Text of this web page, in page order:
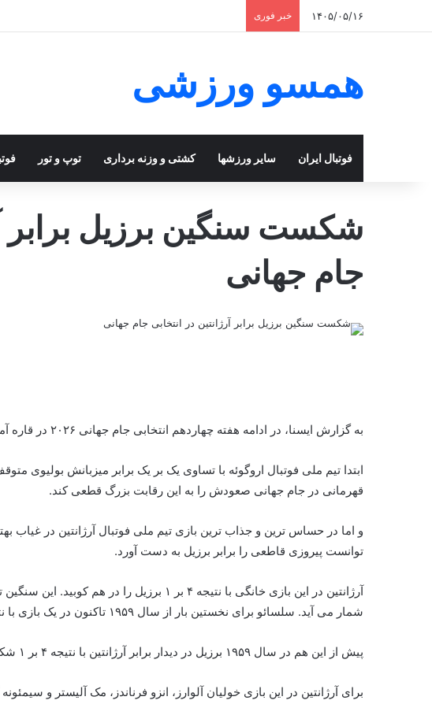
۱۴۰۵/۰۵/۱۶ خبر فوری
همسو ورزشی
فوتبال ایران سایر ورزشها کشتی و وزنه برداری توپ و تور
شکست سنگین برزیل برابر
جام جهانی
به گزارش ایسنا، در ادامه هفته چهاردهم انتخابی جام جهانی ۲۰۲۶ در قاره آمریکای جنوبی ۵ بازی برگزار شد.
ابتدا تیم ملی فوتبال اروگوئه با تساوی یک بر یک برابر میزبانش بولیوی
قهرمانی در جام جهانی صعودش را به این رقابت بزرگ قطعی کند.
و اما در حساس ترین و جذاب ترین بازی تیم ملی فوتبال آرژانتین در
توانست پیروزی قاطعی را برابر برزیل به دست آورد.
آرژانتین در این بازی خانگی با نتیجه ۴ بر ۱
شمار می آید. سلسائو برای نخستین بار از سال ۱۹۵۹ تاکنون در یک بازی با نتیجه ۴ بر ۱ برابر آرژانتین شکست خورد.
پیش از این هم در سال ۱۹۵۹ برزیل در دیدار برابر آرژانتین با نتیجه ۴ بر ۱ شکست خورده بود تا تاریخ بار دیگر تکرار شود.
برای آرژانتین در این بازی خولیان آلوارز، انزو فرناندز، مک آلیستر و